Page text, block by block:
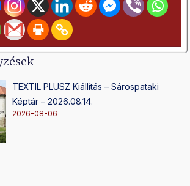
TEXTIL PLUSZ Kiállítás – Sárospataki
Képtár – 2026.08.14.
2026-08-06